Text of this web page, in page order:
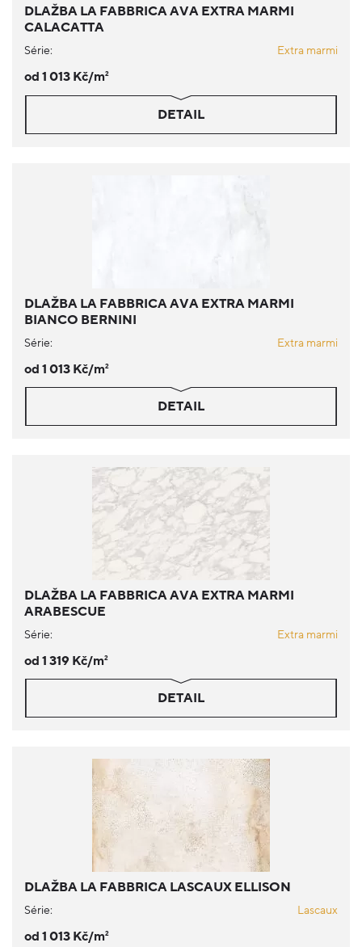
DLAŽBA LA FABBRICA AVA EXTRA MARMI
CALACATTA
Série: Extra marmi
od 1 013 Kč/m2
DETAIL
DLAŽBA LA FABBRICA AVA EXTRA MARMI
BIANCO BERNINI
Série: Extra marmi
od 1 013 Kč/m2
DETAIL
DLAŽBA LA FABBRICA AVA EXTRA MARMI
ARABESCUE
Série: Extra marmi
od 1 319 Kč/m2
DETAIL
DLAŽBA LA FABBRICA LASCAUX ELLISON
Série: Lascaux
od 1 013 Kč/m2